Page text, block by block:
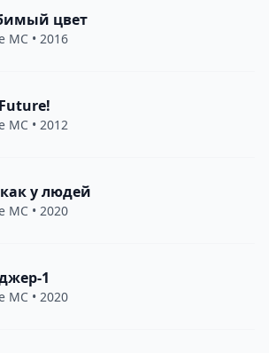
цвет
MC • 2016
MC • 2012
у людей
MC • 2020
1
MC • 2020